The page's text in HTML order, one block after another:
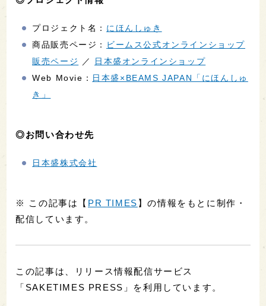
プロジェクト名： にほんしゅき
商品販売ページ：
ビームス公式オンラインショップ
販売ページ
／
日本盛オンラインショップ
Web Movie： 日本盛×BEAMS JAPAN「にほんしゅ
き」
◎お問い合わせ先
日本盛株式会社
※ この記事は【 PR TIMES 】の情報をもとに制作・
配信しています。
この記事は、リリース情報配信サービス
「SAKETIMES PRESS」を利用しています。